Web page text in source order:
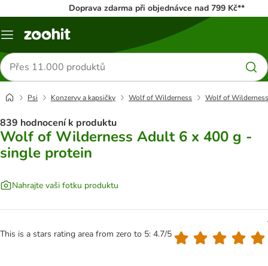
Doprava zdarma při objednávce nad 799 Kč**
Menu
Hledat
produkty
Psi Konzervy a kapsičky Wolf of Wilderness Wolf of
839 hodnocení k produktu
Wolf of Wilderness Adult 6 x 400 g -
single protein
Nahrajte vaši fotku produktu
This is a stars rating area from zero to 5: 4.7/5